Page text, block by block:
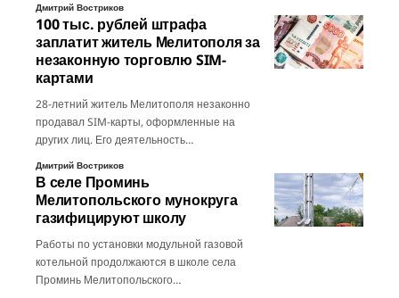
Дмитрий Востриков
100 тыс. рублей штрафа
заплатит житель Мелитополя за
незаконную торговлю SIM-
картами
28-летний житель Мелитополя незаконно
продавал SIM-карты, оформленные на
других лиц. Его деятельность…
Дмитрий Востриков
В селе Проминь
Мелитопольского мунокруга
газифицируют школу
Работы по установки модульной газовой
котельной продолжаются в школе села
Проминь Мелитопольского…